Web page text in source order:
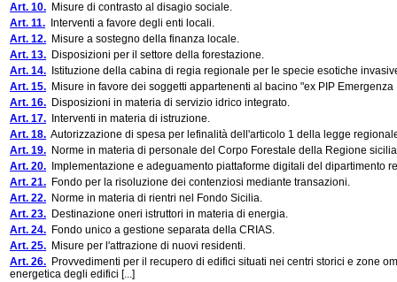
Art. 10. Misure di contrasto al disagio sociale.
Art. 11. Interventi a favore degli enti locali.
Art. 12. Misure a sostegno della finanza locale.
Art. 13. Disposizioni per il settore della forestazione.
Art. 14. Istituzione della cabina di regia regionale per le specie esotiche
Art. 15. Misure in favore dei soggetti appartenenti al bacino "ex PIP
Art. 16. Disposizioni in materia di servizio idrico integrato.
Art. 17. Interventi in materia di istruzione.
Art. 18. Autorizzazione di spesa per lefinalità dell'articolo 1 della legge
Art. 19. Norme in materia di personale del Corpo Forestale della Regione
Art. 20. Implementazione e adeguamento piattaforme digitali del dipartimento
Art. 21. Fondo per la risoluzione dei contenziosi mediante transazioni.
Art. 22. Norme in materia di rientri nel Fondo Sicilia.
Art. 23. Destinazione oneri istruttori in materia di energia.
Art. 24. Fondo unico a gestione separata della CRIAS.
Art. 25. Misure per l'attrazione di nuovi residenti.
Art. 26. Provvedimenti per il recupero di edifici situati nei centri storici e zone
energetica degli edifici [...]